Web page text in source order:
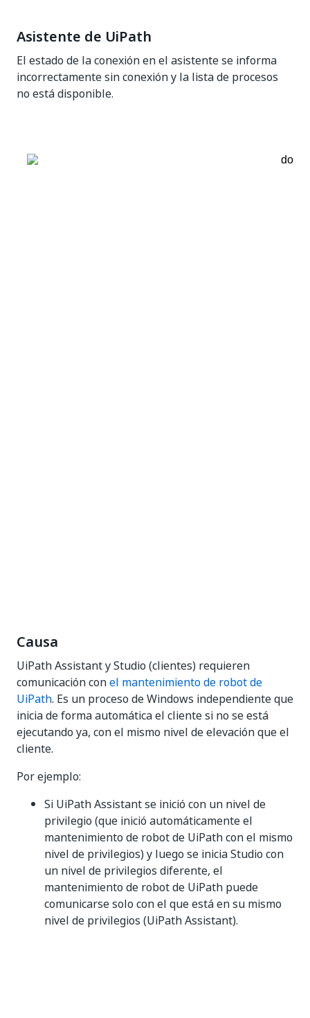
Asistente de UiPath
El estado de la conexión en el asistente se informa
incorrectamente sin conexión y la lista de procesos
no está disponible.
Causa
UiPath Assistant y Studio (clientes) requieren
comunicación conel mantenimiento de robot de
UiPath. Es un proceso de Windows independiente que
inicia de forma automática el cliente si no se está
ejecutando ya, con el mismo nivel de elevación que el
cliente.
Por ejemplo:
Si UiPath Assistant se inició con un nivel de
privilegio (que inició automáticamente el
mantenimiento de robot de UiPath con el mismo
nivel de privilegios) y luego se inicia Studio con
un nivel de privilegios diferente, el
mantenimiento de robot de UiPath puede
comunicarse solo con el que está en su mismo
nivel de privilegios (UiPath Assistant).